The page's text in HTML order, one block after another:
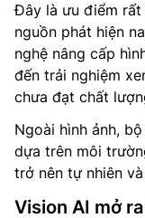
Đây là ưu điểm
nguồn phát hiện
nghệ nâng cấp
đến trải nghiệm
chưa đạt chất
Ngoài hình ảnh,
dựa trên môi
trở nên tự nhiên
Vision AI mở